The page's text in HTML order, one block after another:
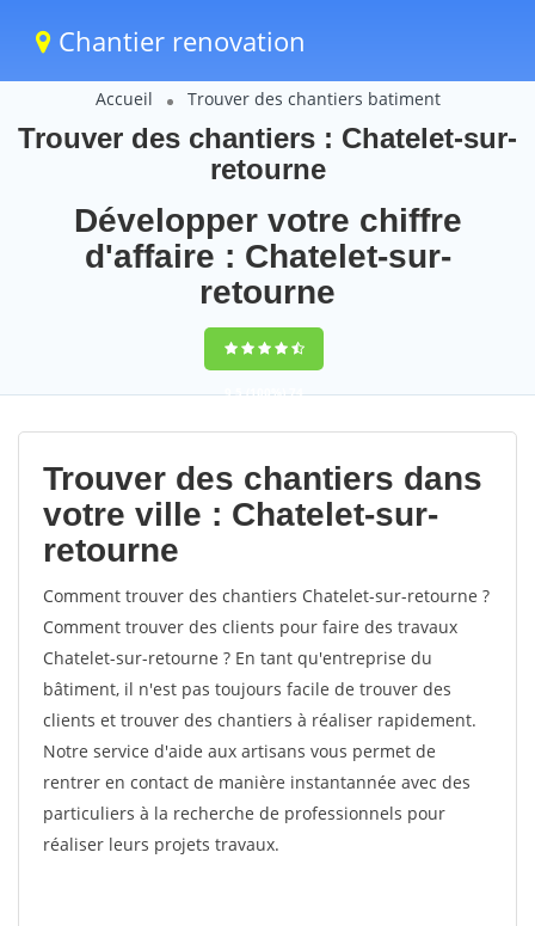
Chantier renovation
Accueil Trouver des chantiers batiment
Trouver des chantiers : Chatelet-sur-
retourne
Développer votre chiffre
d'affaire : Chatelet-sur-
retourne
9,5(100%)74
votes
Trouver des chantiers dans
votre ville : Chatelet-sur-
retourne
Comment trouver des chantiers Chatelet-sur-retourne ?
Comment trouver des clients pour faire des travaux
Chatelet-sur-retourne ? En tant qu'entreprise du
bâtiment, il n'est pas toujours facile de trouver des
clients et trouver des chantiers à réaliser rapidement.
Notre service d'aide aux artisans vous permet de
rentrer en contact de manière instantannée avec des
particuliers à la recherche de professionnels pour
réaliser leurs projets travaux.